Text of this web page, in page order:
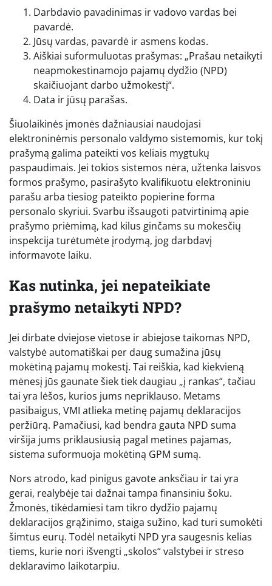
Darbdavio pavadinimas ir vadovo vardas bei
pavardė.
Jūsų vardas, pavardė ir asmens kodas.
Aiškiai suformuluotas prašymas: „Prašau netaikyti
neapmokestinamojo pajamų dydžio (NPD)
skaičiuojant darbo užmokestį“.
Data ir jūsų parašas.
Šiuolaikinės įmonės dažniausiai naudojasi
elektroninėmis personalo valdymo sistemomis, kur tokį
prašymą galima pateikti vos keliais mygtukų
paspaudimais. Jei tokios sistemos nėra, užtenka laisvos
formos prašymo, pasirašyto kvalifikuotu elektroniniu
parašu arba tiesiog pateikto popierine forma
personalo skyriui. Svarbu išsaugoti patvirtinimą apie
prašymo priėmimą, kad kilus ginčams su mokesčių
inspekcija turėtumėte įrodymą, jog darbdavį
informavote laiku.
Kas nutinka, jei nepateikiate
prašymo netaikyti NPD?
Jei dirbate dviejose vietose ir abiejose taikomas NPD,
valstybė automatiškai per daug sumažina jūsų
mokėtiną pajamų mokestį. Tai reiškia, kad kiekvieną
mėnesį jūs gaunate šiek tiek daugiau „į rankas“, tačiau
tai yra lėšos, kurios jums nepriklauso. Metams
pasibaigus, VMI atlieka metinę pajamų deklaracijos
peržiūrą. Pamačiusi, kad bendra gauta NPD suma
viršija jums priklausiusią pagal metines pajamas,
sistema suformuoja mokėtiną GPM sumą.
Nors atrodo, kad pinigus gavote anksčiau ir tai yra
gerai, realybėje tai dažnai tampa finansiniu šoku.
Žmonės, tikėdamiesi tam tikro dydžio pajamų
deklaracijos grąžinimo, staiga sužino, kad turi sumokėti
šimtus eurų. Todėl netaikyti NPD yra saugesnis kelias
tiems, kurie nori išvengti „skolos“ valstybei ir streso
deklaravimo laikotarpiu.